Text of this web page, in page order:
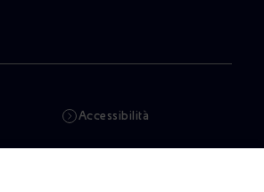
Accessibilità